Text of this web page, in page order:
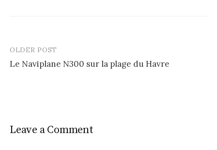
t
OLDER POST
Le Naviplane N300 sur la plage du Havre
Leave a Comment